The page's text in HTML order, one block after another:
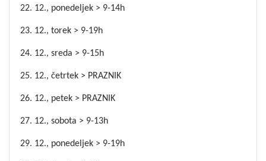
22. 12., ponedeljek > 9-14h
23. 12., torek > 9-19h
24. 12., sreda > 9-15h
25. 12., četrtek > PRAZNIK
26. 12., petek > PRAZNIK
27. 12., sobota > 9-13h
29. 12., ponedeljek > 9-19h